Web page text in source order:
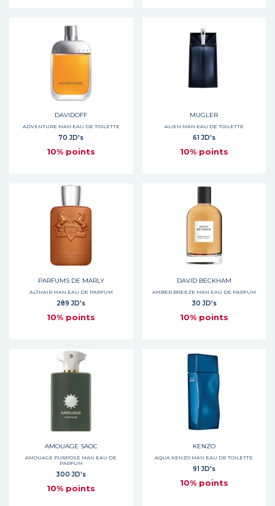
DAVIDOFF
ADVENTURE MAN EAU DE TOILETTE
70 JD's
10% points
MUGLER
ALIEN MAN EAU DE TOILETTE
61 JD's
10% points
PARFUMS DE MARLY
ALTHAIR MAN EAU DE PARFUM
289 JD's
10% points
DAVID BECKHAM
AMBER BREEZE MAN EAU DE PARFUM
30 JD's
10% points
AMOUAGE SAOC
AMOUAGE PURPOSE MAN EAU DE
PARFUM
300 JD's
10% points
KENZO
AQUA KENZO MAN EAU DE TOILETTE
91 JD's
10% points